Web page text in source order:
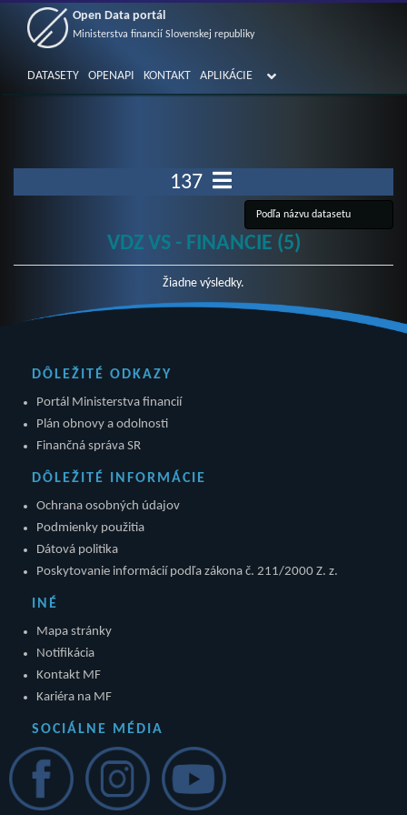
Open Data portál
Ministerstva financií Slovenskej republiky
DATASETY OPENAPI KONTAKT APLIKÁCIE
137
VDZ VS - FINANCIE (5)
Žiadne výsledky.
DÔLEŽITÉ ODKAZY
Portál Ministerstva financií
Plán obnovy a odolnosti
Finančná správa SR
DÔLEŽITÉ INFORMÁCIE
Ochrana osobných údajov
Podmienky použitia
Dátová politika
Poskytovanie informácií podľa zákona č. 211/2000 Z. z.
INÉ
Mapa stránky
Notifikácia
Kontakt MF
Kariéra na MF
SOCIÁLNE MÉDIA